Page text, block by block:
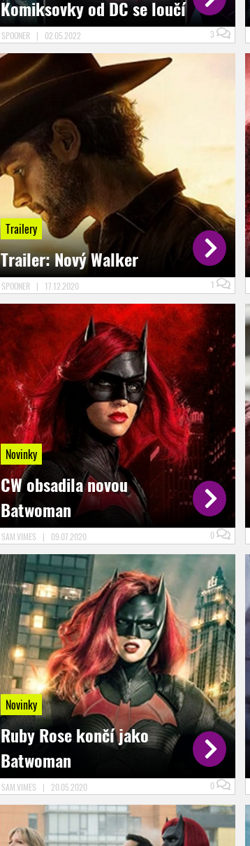
Komiksovky od DC se loučí
SPOONER | 02.05.2022 3
Trailery
Trailer: Nový Walker
SPOONER | 17.12.2020 1
Novinky
CW obsadila novou
Batwoman
SAM.VIMES | 09.07.2020 0
Novinky
Ruby Rose končí jako
Batwoman
SAM.VIMES | 20.05.2020 0